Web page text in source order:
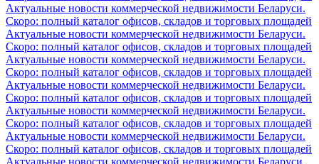
Актуальные новости коммерческой недвижимости Беларуси.
Скоро: полный каталог офисов, складов и торговых площадей
Актуальные новости коммерческой недвижимости Беларуси.
Скоро: полный каталог офисов, складов и торговых площадей
Актуальные новости коммерческой недвижимости Беларуси.
Скоро: полный каталог офисов, складов и торговых площадей
Актуальные новости коммерческой недвижимости Беларуси.
Скоро: полный каталог офисов, складов и торговых площадей
Актуальные новости коммерческой недвижимости Беларуси.
Скоро: полный каталог офисов, складов и торговых площадей
Актуальные новости коммерческой недвижимости Беларуси.
Скоро: полный каталог офисов, складов и торговых площадей
Актуальные новости коммерческой недвижимости Беларуси.